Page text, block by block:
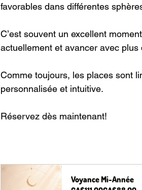
favorables dans différentes
C’est souvent un excellent
actuellement et avancer avec
Comme toujours, les places sont
personnalisée et intuitive.
Réservez dès maintenant!
Voyance Mi-Année